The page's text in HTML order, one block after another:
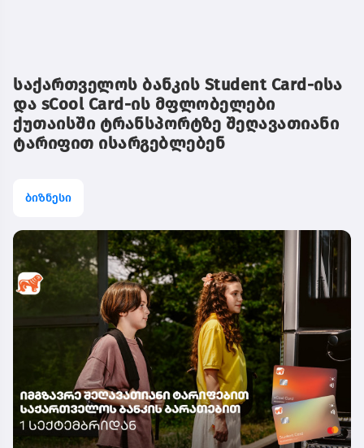
საქართველოს ბანკის Student Card-ისა
და sCool Card-ის მფლობელები
ქუთაისში ტრანსპორტზე შეღავათიანი
ტარიფით ისარგებლებენ
ბიზნესი